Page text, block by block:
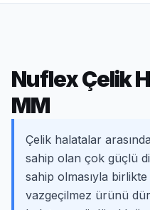
Nuflex Çelik
MM
Çelik halatalar
sahip olan çok güçlü
sahip olmasıyla
vazgeçilmez ürünü